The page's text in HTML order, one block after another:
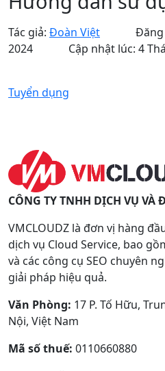
Tác giả: Đoàn Việt
Đăng
2024
Cập nhật lúc: 4
Tuyển dụng
CÔNG TY TNHH DỊCH VỤ VÀ
VMCLOUDZ là đơn vị hàng
dịch vụ Cloud Service, bao
và các công cụ SEO chuyên
giải pháp hiệu quả.
Văn Phòng: 17 P. Tố Hữu,
Nội, Việt Nam
Mã số thuế: 0110660880